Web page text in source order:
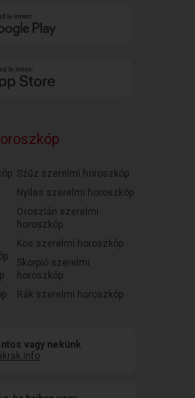
Szűz szerelmi horoszkóp
Nyilas szerelmi horoszkóp
Oroszlán szerelmi
horoszkóp
Kos szerelmi horoszkóp
Skorpió szerelmi
horoszkóp
Rák szerelmi horoszkóp
vagy nekünk